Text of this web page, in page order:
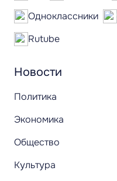
Новости
Политика
Экономика
Общество
Культура
Одноклассники
Rutube